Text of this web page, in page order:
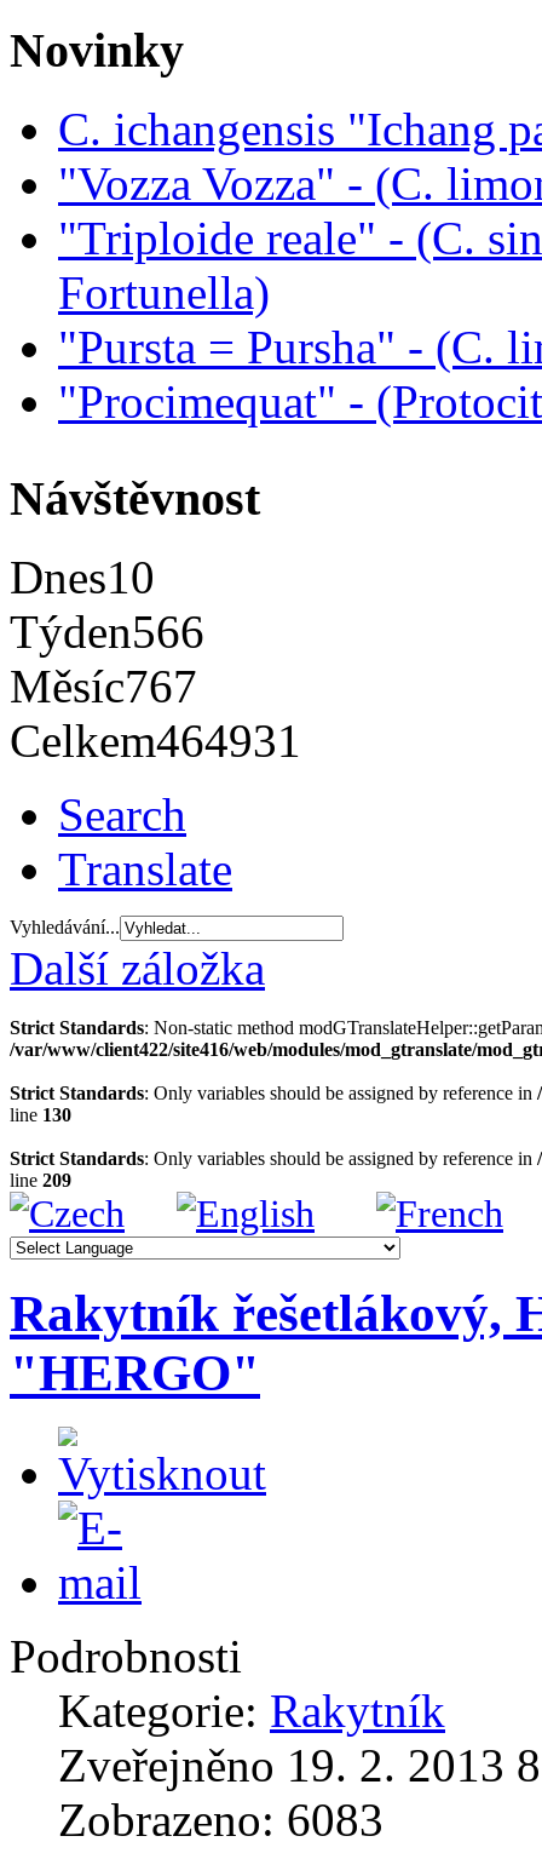
Novinky
C. ichangensis "Ichang
"Vozza Vozza" - (C.
"Triploide reale" - (C.
Fortunella)
"Pursta = Pursha" - (C.
"Procimequat" -
Návštěvnost
Dnes10
Týden566
Měsíc767
Celkem464931
Search
Translate
Vyhledávání...
Další záložka
Strict Standards: Non-static method
/var/www/client422/site416/web/modules/mod_gtranslate/
Strict Standards: Only variables should be assigned by reference in
line 130
Strict Standards: Only variables should be assigned by reference in
line 209
Rakytník řešetlákový,
"HERGO"
Podrobnosti
Kategorie: Rakytník
Zveřejněno 19. 2. 2013
Zobrazeno: 6083